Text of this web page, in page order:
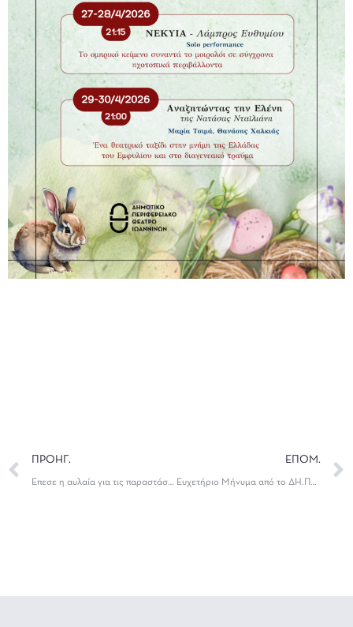
ΠΡΟΗΓ.
Έπεσε η αυλαία για τις παραστάσεις της Κεντρικής Σκηνής
ΕΠΟΜ.
Ευχετήριο Μήνυμα από το ΔΗ.ΠΕ.ΘΕ. Ιωαννίνων